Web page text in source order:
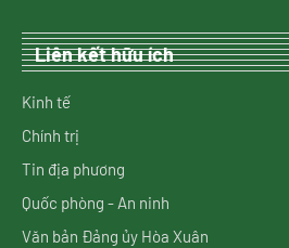
Liên kết hữu ích
Kinh tế
Chính trị
Tin địa phương
Quốc phòng - An ninh
Văn bản Đảng ủy Hòa Xuân